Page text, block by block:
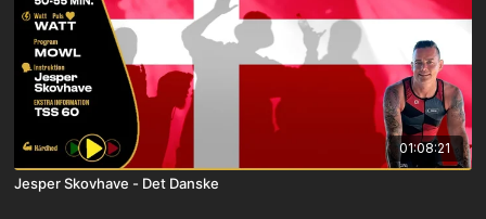
01:08:21
Jesper Skovhave - Det Danske